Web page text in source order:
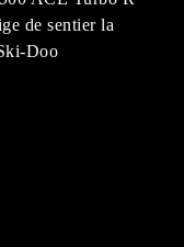
de sentier la
Doo